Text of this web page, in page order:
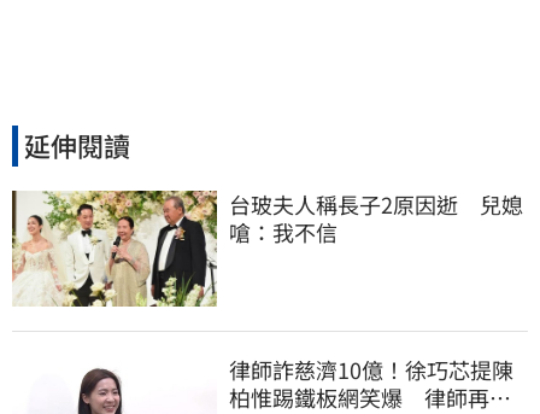
延伸閱讀
台玻夫人稱長子2原因逝　兒媳
嗆：我不信
律師詐慈濟10億！徐巧芯提陳
柏惟踢鐵板網笑爆 律師再曬1